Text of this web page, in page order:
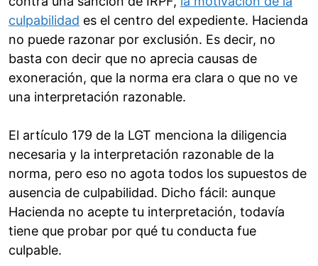
culpabilidad es el centro del expediente. Hacienda
no puede razonar por exclusión. Es decir, no
basta con decir que no aprecia causas de
exoneración, que la norma era clara o que no ve
una interpretación razonable.
El artículo 179 de la LGT menciona la diligencia
necesaria y la interpretación razonable de la
norma, pero eso no agota todos los supuestos de
ausencia de culpabilidad. Dicho fácil: aunque
Hacienda no acepte tu interpretación, todavía
tiene que probar por qué tu conducta fue
culpable.